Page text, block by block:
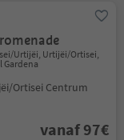
Urtijëi, Urtijëi/Ortisei,
Gardena
Ortisei Centrum
vanaf 97€